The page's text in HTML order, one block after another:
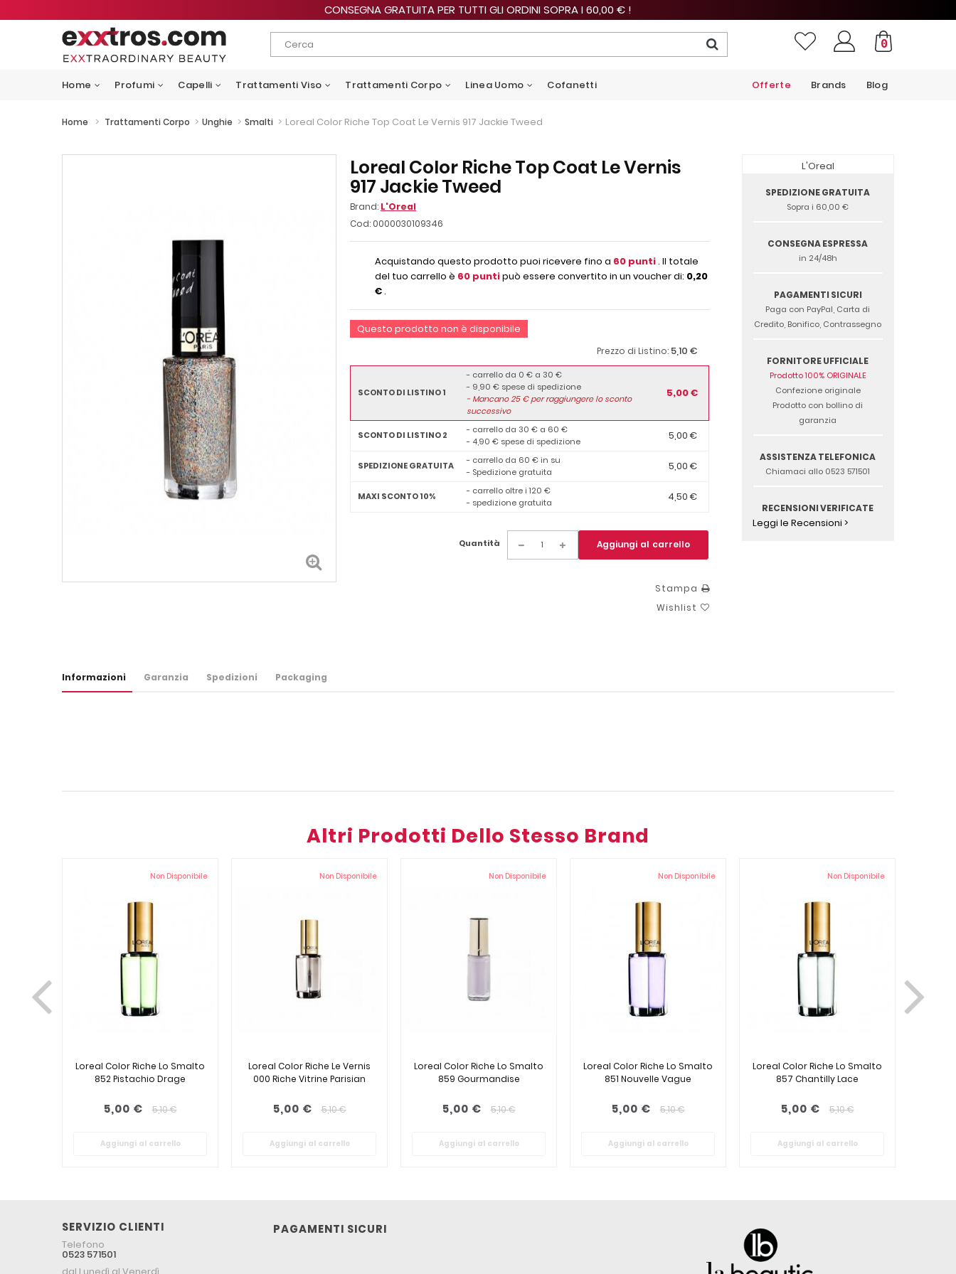
CONSEGNA GRATUITA PER TUTTI GLI ORDINI SOPRA I 60,00 € !
0
Home Profumi Capelli Trattamenti Viso Trattamenti Corpo Linea Uomo Cofanetti Blog
Brands
Offerte
Home > Trattamenti Corpo > Unghie > Smalti > Loreal Color Riche Top Coat Le Vernis 917 Jackie Tweed
Loreal Color Riche Top Coat Le Vernis
917 Jackie Tweed
Brand: L'Oreal
Cod: 0000030109346
Acquistando questo prodotto puoi ricevere fino a 60punti. Il totale
del tuo carrello è 60puntipuò essere convertito in un voucher di: 0,20
€.
Questo prodotto non è disponibile
Prezzo di Listino: 5,10 €
SCONTO DI LISTINO 1
- carrello da 0 € a 30 €
- 9,90 € spese di spedizione
-Mancano25€ per raggiungere lo sconto
successivo
5,00 €
SCONTO DI LISTINO 2
- carrello da 30 € a 60 €
- 4,90 € spese di spedizione
5,00 €
SPEDIZIONE GRATUITA
- carrello da 60 € in su
- Spedizione gratuita
5,00 €
MAXI SCONTO 10%
- carrello oltre i 120 €
- spedizione gratuita
4,50 €
Quantità Aggiungi al carrello
Stampa
Wishlist
L'Oreal
SPEDIZIONE GRATUITA
Sopra i 60,00 €
CONSEGNA ESPRESSA
in 24/48h
PAGAMENTI SICURI
Paga con PayPal, Carta di
Credito, Bonifico, Contrassegno
FORNITORE UFFICIALE
Prodotto 100% ORIGINALE
Confezione originale
Prodotto con bollino di
garanzia
ASSISTENZA TELEFONICA
Chiamaci allo 0523 571501
RECENSIONI VERIFICATE
Leggi le Recensioni >
Informazioni Garanzia Spedizioni Packaging
Altri Prodotti Dello Stesso Brand
Non Disponibile
Loreal Color Riche Lo Smalto
852 Pistachio Drage
5,00 € 5,10 €
Aggiungi al carrello
Non Disponibile
Loreal Color Riche Le Vernis
000 Riche Vitrine Parisian
5,00 € 5,10 €
Aggiungi al carrello
Non Disponibile
Loreal Color Riche Lo Smalto
859 Gourmandise
5,00 € 5,10 €
Aggiungi al carrello
Non Disponibile
Loreal Color Riche Lo Smalto
851 Nouvelle Vague
5,00 € 5,10 €
Aggiungi al carrello
Non Disponibile
Loreal Color Riche Lo Smalto
857 Chantilly Lace
5,00 € 5,10 €
Aggiungi al carrello
SERVIZIO CLIENTI
Telefono
0523 571501
PAGAMENTI SICURI